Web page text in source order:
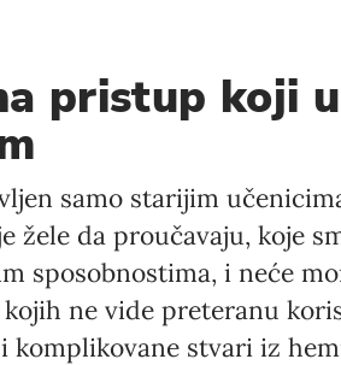
pristup koji
samo starijim
žele da proučavaju, koje
sposobnostima, i neće
ne vide preteranu
komplikovane stvari iz